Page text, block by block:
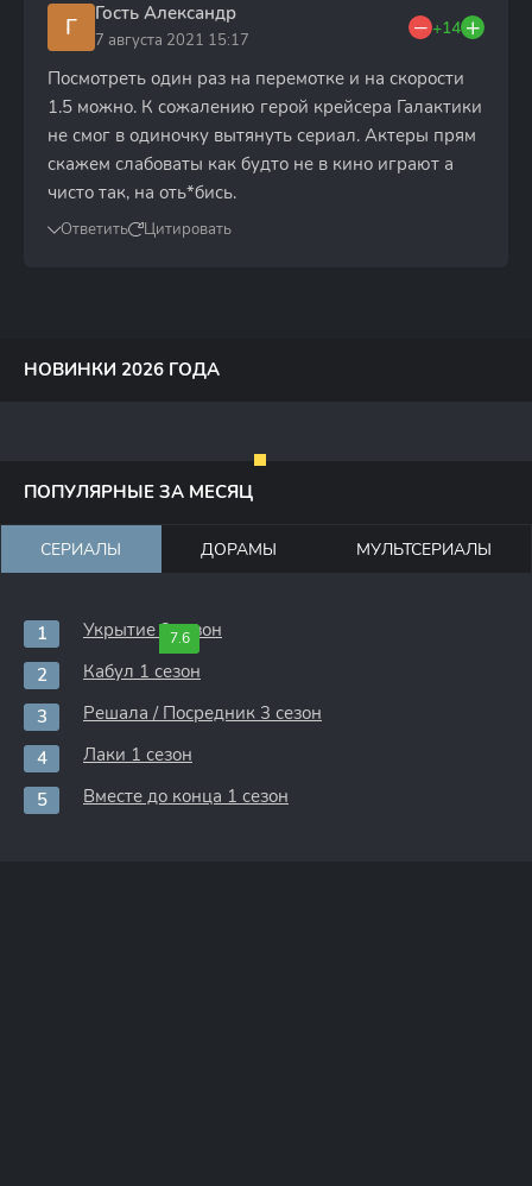
Г Гость Александр
7 августа 2021 15:17
+14
Посмотреть один раз на перемотке и на скорости
1.5 можно. К сожалению герой крейсера Галактики
не смог в одиночку вытянуть сериал. Актеры прям
скажем слабоваты как будто не в кино играют а
чисто так, на оть*бись.
Ответить Цитировать
НОВИНКИ 2026 ГОДА
ПОПУЛЯРНЫЕ ЗА МЕСЯЦ
СЕРИАЛЫ ДОРАМЫ МУЛЬТСЕРИАЛЫ
7.6
Укрытие 3 сезон
Кабул 1 сезон
Решала / Посредник 3 сезон
Лаки 1 сезон
Вместе до конца 1 сезон